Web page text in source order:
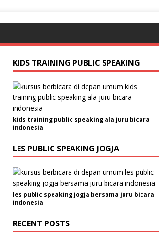
KIDS TRAINING PUBLIC SPEAKING
kids training public speaking ala juru bicara
indonesia
LES PUBLIC SPEAKING JOGJA
les public speaking jogja bersama juru bicara
indonesia
RECENT POSTS